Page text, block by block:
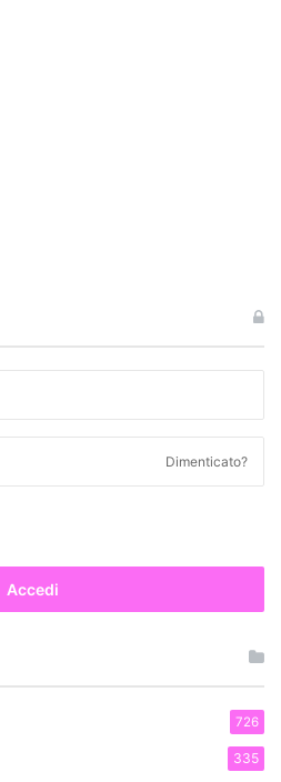
Dimenticato?
Accedi
726
335